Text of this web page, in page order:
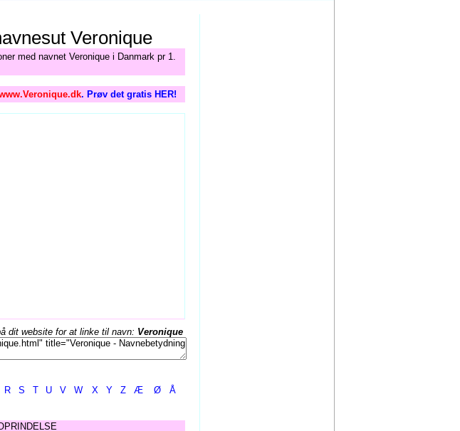
Veronique
med navnet Veronique i Danmark pr 1.
. Prøv det gratis HER!
dit website for at linke til navn: Veronique
R S T U V W X Y Z Æ Ø Å